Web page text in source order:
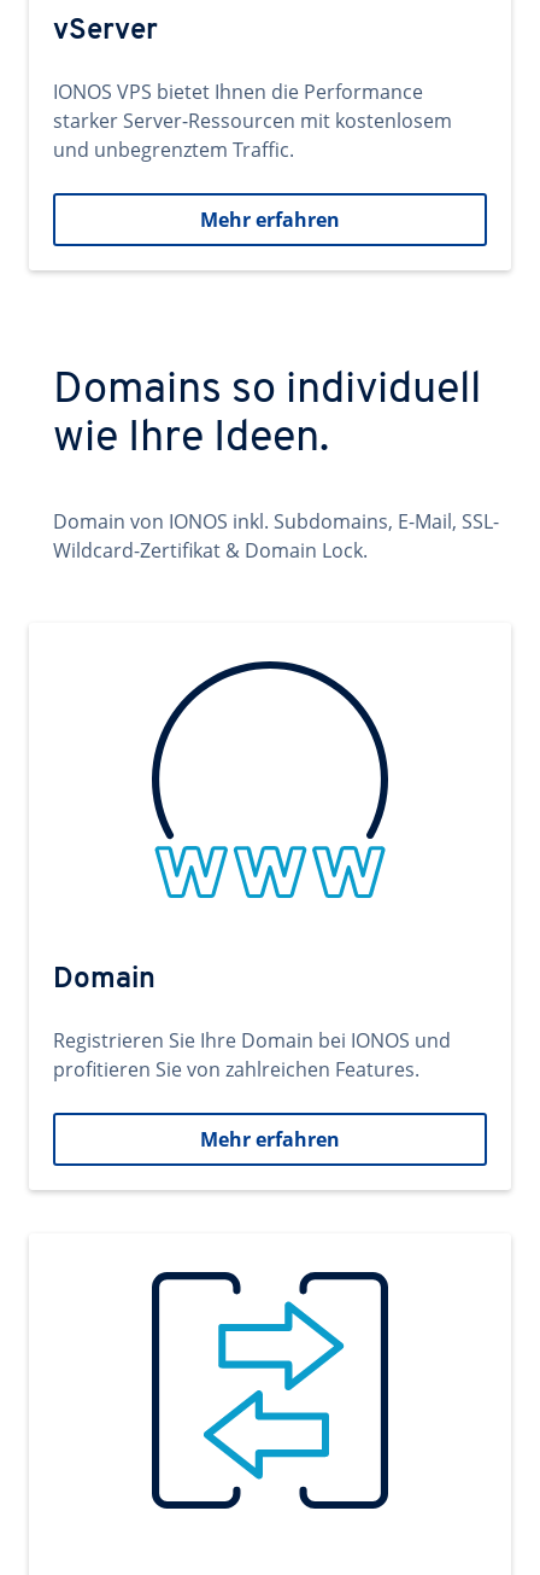
vServer
IONOS VPS bietet Ihnen die Performance
starker Server-Ressourcen mit kostenlosem
und unbegrenztem Traffic.
Mehr erfahren
Domains so individuell
wie Ihre Ideen.
Domain von IONOS inkl. Subdomains, E-Mail, SSL-
Wildcard-Zertifikat & Domain Lock.
Domain
Registrieren Sie Ihre Domain bei IONOS und
profitieren Sie von zahlreichen Features.
Mehr erfahren